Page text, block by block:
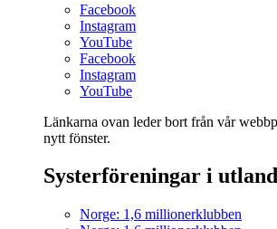
Facebook
Instagram
YouTube
Facebook
Instagram
YouTube
Länkarna ovan leder bort från vår
nytt fönster.
Systerföreningar i
Norge: 1,6 millionerklubben